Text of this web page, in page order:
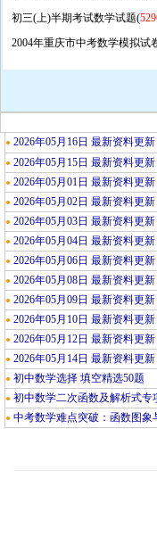
初三(上)半期考试数学试题(
2004年重庆市中考数学模拟试
● 2026年05月16日 最新资料更新
● 2026年05月15日 最新资料更新
● 2026年05月01日 最新资料更新
● 2026年05月02日 最新资料更新
● 2026年05月03日 最新资料更新
● 2026年05月04日 最新资料更新
● 2026年05月06日 最新资料更新
● 2026年05月08日 最新资料更新
● 2026年05月09日 最新资料更新
● 2026年05月10日 最新资料更新
● 2026年05月12日 最新资料更新
● 2026年05月14日 最新资料更新
● 初中数学选择 填空精选50题
● 初中数学二次函数及解析式专
● 中考数学难点突破：函数图象